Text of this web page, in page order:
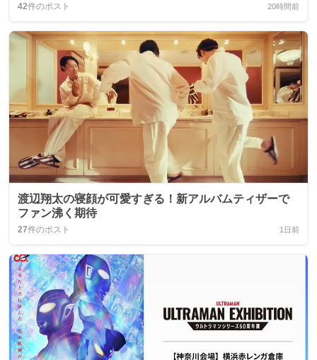
42件のポスト 20時間前
渡辺翔太の寝顔が可愛すぎる！新アルバムティザーで
ファン沸く期待
27件のポスト 1日前